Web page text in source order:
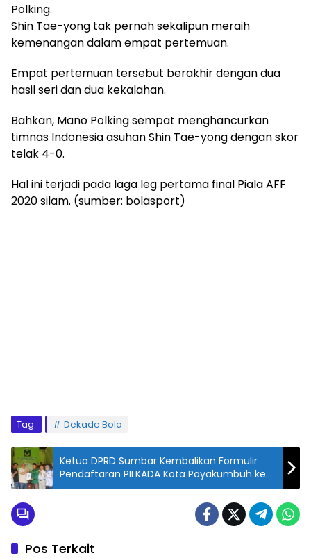
Polking.
Shin Tae-yong tak pernah sekalipun meraih
kemenangan dalam empat pertemuan.
Empat pertemuan tersebut berakhir dengan dua
hasil seri dan dua kekalahan.
Bahkan, Mano Polking sempat menghancurkan
timnas Indonesia asuhan Shin Tae-yong dengan skor
telak 4-0.
Hal ini terjadi pada laga leg pertama final Piala AFF
2020 silam. (sumber: bolasport)
Tag: Dekade Bola
Ketua DPRD Sumbar Kembalikan Formulir
Pendaftaran PILKADA Kota Payakumbuh ke
Partai PBB
Pos Terkait